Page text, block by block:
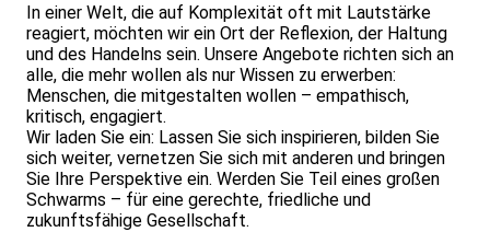
In einer Welt, die auf Komplexität oft mit Lautstärke
reagiert, möchten wir ein Ort der Reflexion, der Haltung
und des Handelns sein. Unsere Angebote richten sich an
alle, die mehr wollen als nur Wissen zu erwerben:
Menschen, die mitgestalten wollen – empathisch,
kritisch, engagiert.
Wir laden Sie ein: Lassen Sie sich inspirieren, bilden Sie
sich weiter, vernetzen Sie sich mit anderen und bringen
Sie Ihre Perspektive ein. Werden Sie Teil eines großen
Schwarms – für eine gerechte, friedliche und
zukunftsfähige Gesellschaft.